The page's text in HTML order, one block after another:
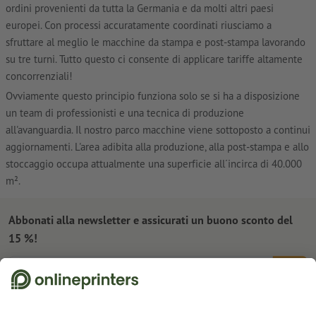
ordini provenienti da tutta la Germania e da molti altri paesi
europei. Con processi accuratamente coordinati riusciamo a
sfruttare al meglio le macchine da stampa e post-stampa lavorando
su tre turni. Tutto questo ci consente di applicare tariffe altamente
concorrenziali!
Ovviamente questo principio funziona solo se si ha a disposizione
un team di professionisti e una tecnica di produzione
all'avanguardia. Il nostro parco macchine viene sottoposto a continui
aggiornamenti. L'area adibita alla produzione, alla post-stampa e allo
stoccaggio occupa attualmente una superficie all´incirca di 40.000
m².
Abbonati alla newsletter e assicurati un buono sconto del
15 %!